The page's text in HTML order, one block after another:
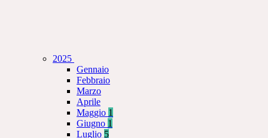
2025
Gennaio
Febbraio
Marzo
Aprile
Maggio 1
Giugno 1
Luglio 5